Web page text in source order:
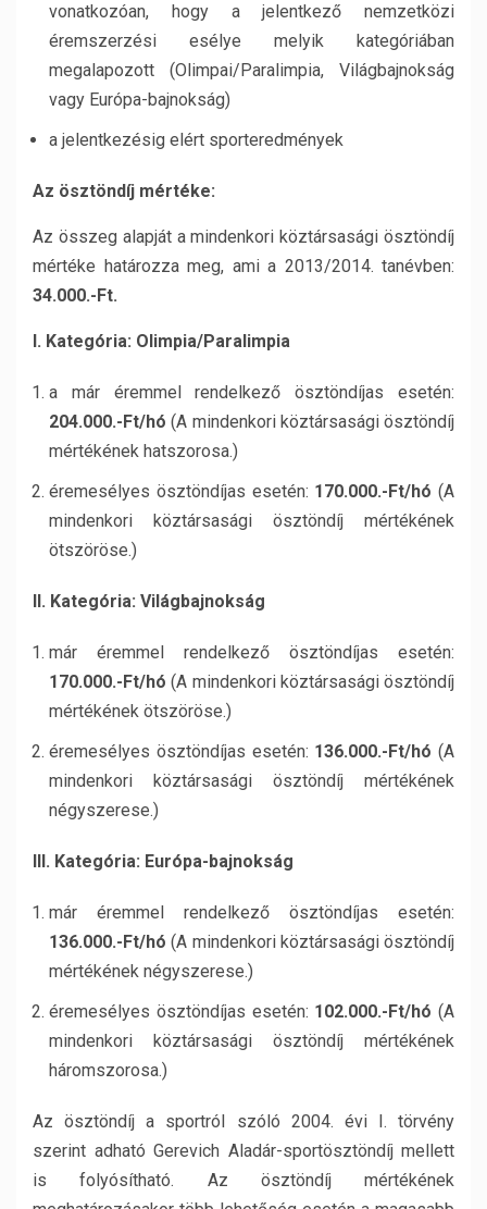
vonatkozóan, hogy a jelentkező nemzetközi
éremszerzési esélye melyik kategóriában
megalapozott (Olimpai/Paralimpia, Világbajnokság
vagy Európa-bajnokság)
a jelentkezésig elért sporteredmények
Az ösztöndíj mértéke:
Az összeg alapját a mindenkori köztársasági ösztöndíj
mértéke határozza meg, ami a 2013/2014. tanévben:
34.000.-Ft.
I. Kategória: Olimpia/Paralimpia
a már éremmel rendelkező ösztöndíjas esetén:
204.000.-Ft/hó (A mindenkori köztársasági ösztöndíj
mértékének hatszorosa.)
éremesélyes ösztöndíjas esetén: 170.000.-Ft/hó (A
mindenkori köztársasági ösztöndíj mértékének
ötszöröse.)
II. Kategória: Világbajnokság
már éremmel rendelkező ösztöndíjas esetén:
170.000.-Ft/hó (A mindenkori köztársasági ösztöndíj
mértékének ötszöröse.)
éremesélyes ösztöndíjas esetén: 136.000.-Ft/hó (A
mindenkori köztársasági ösztöndíj mértékének
négyszerese.)
III. Kategória: Európa-bajnokság
már éremmel rendelkező ösztöndíjas esetén:
136.000.-Ft/hó (A mindenkori köztársasági ösztöndíj
mértékének négyszerese.)
éremesélyes ösztöndíjas esetén: 102.000.-Ft/hó (A
mindenkori köztársasági ösztöndíj mértékének
háromszorosa.)
Az ösztöndíj a sportról szóló 2004. évi I. törvény
szerint adható Gerevich Aladár-sportösztöndíj mellett
is folyósítható. Az ösztöndíj mértékének